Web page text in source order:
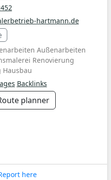
hartmann.de
Außenarbeiten
Renovierung
Hausbau
Backlinks
planner
here